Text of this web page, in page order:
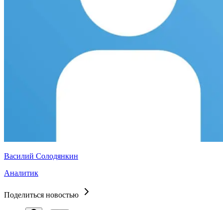
Василий Солодянкин
Аналитик
Поделиться новостью